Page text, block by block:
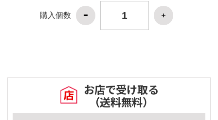
購入個数
お店で受け取る
（送料無料）